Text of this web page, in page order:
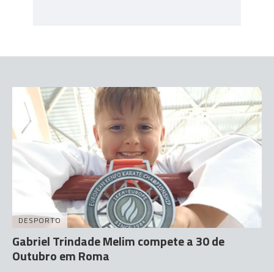
DESPORTO
Gabriel Trindade Melim compete a 30 de
Outubro em Roma